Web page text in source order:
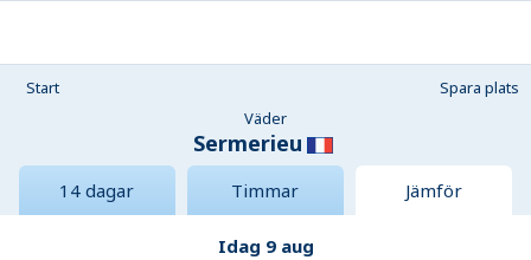
Start
Spara plats
Väder
Sermerieu
14 dagar Timmar Jämför
Idag 9 aug